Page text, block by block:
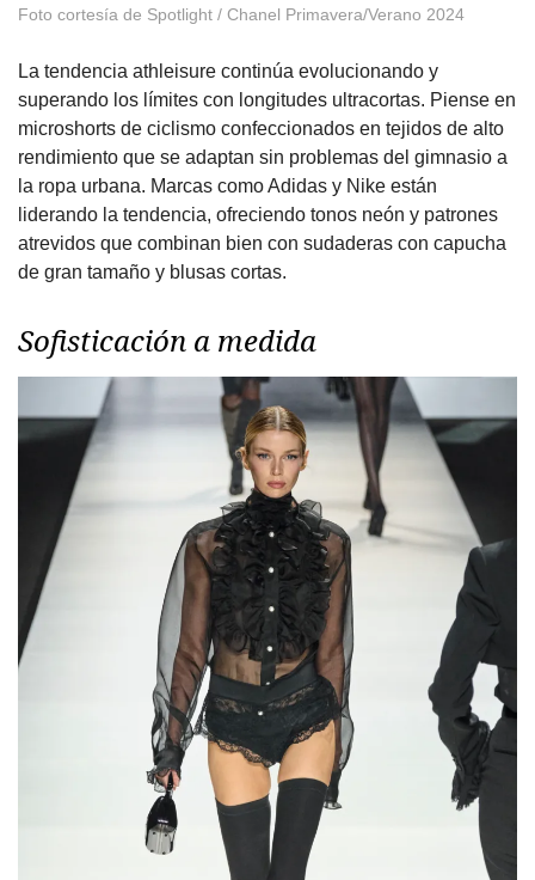
Foto cortesía de Spotlight / Chanel Primavera/Verano 2024
La tendencia athleisure continúa evolucionando y
superando los límites con longitudes ultracortas. Piense en
microshorts de ciclismo confeccionados en tejidos de alto
rendimiento que se adaptan sin problemas del gimnasio a
la ropa urbana. Marcas como Adidas y Nike están
liderando la tendencia, ofreciendo tonos neón y patrones
atrevidos que combinan bien con sudaderas con capucha
de gran tamaño y blusas cortas.
Sofisticación a medida